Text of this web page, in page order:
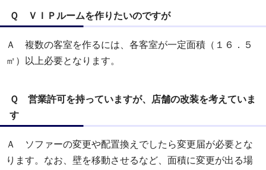
Ｑ ＶＩＰルームを作りたいのですが
Ａ 複数の客室を作るには、各客室が一定面積（１６．５
㎡）以上必要となります。
Ｑ 営業許可を持っていますが、店舗の改装を考えていま
す
Ａ ソファーの変更や配置換えでしたら変更届が必要とな
ります。なお、壁を移動させるなど、面積に変更が出る場